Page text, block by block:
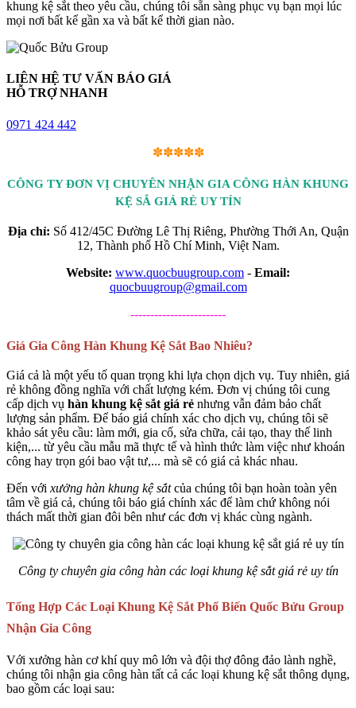
khung kệ sắt theo yêu cầu, chúng tôi sẵn sàng phục vụ bạn mọi lúc
mọi nơi bất kể gần xa và bất kể thời gian nào.
LIÊN HỆ TƯ VẤN BÁO GIÁ
HỖ TRỢ NHANH
0971 424 442
✽✽✽✽✽
CÔNG TY ĐƠN VỊ CHUYÊN NHẬN GIA CÔNG HÀN KHUNG
KỆ SẮ GIÁ RẺ UY TÍN
Địa chỉ: Số 412/45C Đường Lê Thị Riêng, Phường Thới An, Quận
12, Thành phố Hồ Chí Minh, Việt Nam.
Website: www.quocbuugroup.com - Email:
quocbuugroup@gmail.com
------------------------
Giá Gia Công Hàn Khung Kệ Sắt Bao Nhiêu?
Giá cả là một yếu tố quan trọng khi lựa chọn dịch vụ. Tuy nhiên, giá
rẻ không đồng nghĩa với chất lượng kém. Đơn vị chúng tôi cung
cấp dịch vụ hàn khung kệ sắt giá rẻ nhưng vẫn đảm bảo chất
lượng sản phẩm. Để báo giá chính xác cho dịch vụ, chúng tôi sẽ
khảo sát yêu cầu: làm mới, gia cố, sửa chữa, cải tạo, thay thế linh
kiện,... từ yêu cầu mẫu mã thực tế và hình thức làm việc như khoán
công hay trọn gói bao vật tư,... mà sẽ có giá cả khác nhau.
Đến vớixưởng hàn khung kệ sắtcủa chúng tôi bạn hoàn toàn yên
tâm về giá cả, chúng tôi báo giá chính xác để làm chứ không nói
thách mất thời gian đôi bên như các đơn vị khác cùng ngành.
Công ty chuyên gia công hàn các loại khung kệ sắt giá rẻ uy tín
Tổng Hợp Các Loại Khung Kệ Sắt Phổ Biến Quốc Bửu Group
Nhận Gia Công
Với xưởng hàn cơ khí quy mô lớn và đội thợ đông đảo lành nghề,
chúng tôi nhận gia công hàn tất cả các loại khung kệ sắt thông dụng,
bao gồm các loại sau: